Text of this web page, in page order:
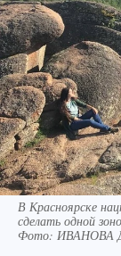
В Красноярске
сделать одной
Фото: ИВАНОВА